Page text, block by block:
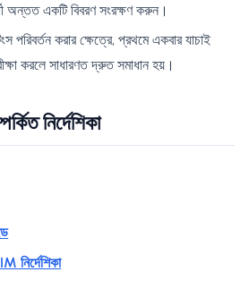
অন্তত একটি বিবরণ সংরক্ষণ করুন।
পরিবর্তন করার ক্ষেত্রে, প্রথমে একবার যাচাই
করলে সাধারণত দ্রুত সমাধান হয়।
নির্দেশিকা
নির্দেশিকা